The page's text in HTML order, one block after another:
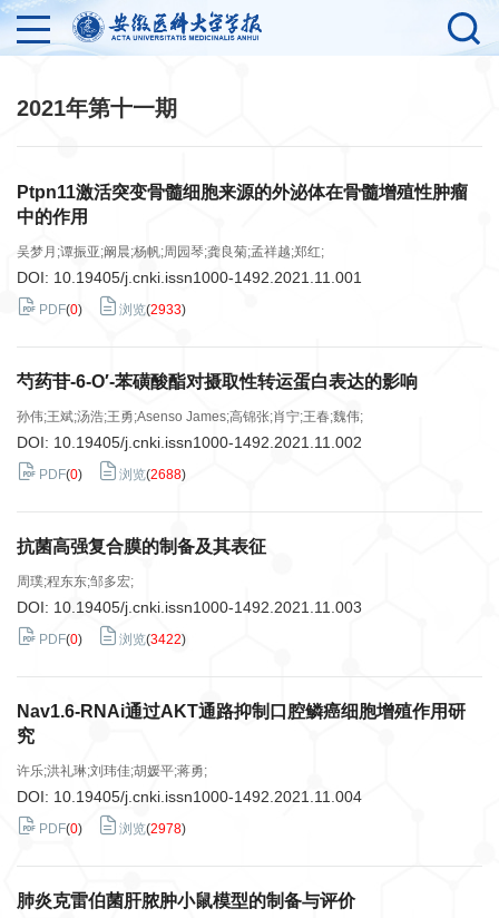
2021年第十一期
Ptpn11激活突变骨髓细胞来源的外泌体在骨髓增殖性肿瘤
中的作用
吴梦月;谭振亚;阚晨;杨帆;周园琴;龚良菊;孟祥越;郑红;
DOI: 10.19405/j.cnki.issn1000-1492.2021.11.001
PDF(0) 浏览(2933)
芍药苷-6-O′-苯磺酸酯对摄取性转运蛋白表达的影响
孙伟;王斌;汤浩;王勇;Asenso James;高锦张;肖宁;王春;魏伟;
DOI: 10.19405/j.cnki.issn1000-1492.2021.11.002
PDF(0) 浏览(2688)
抗菌高强复合膜的制备及其表征
周璞;程东东;邹多宏;
DOI: 10.19405/j.cnki.issn1000-1492.2021.11.003
PDF(0) 浏览(3422)
Nav1.6-RNAi通过AKT通路抑制口腔鳞癌细胞增殖作用研
究
许乐;洪礼琳;刘玮佳;胡媛平;蒋勇;
DOI: 10.19405/j.cnki.issn1000-1492.2021.11.004
PDF(0) 浏览(2978)
肺炎克雷伯菌肝脓肿小鼠模型的制备与评价